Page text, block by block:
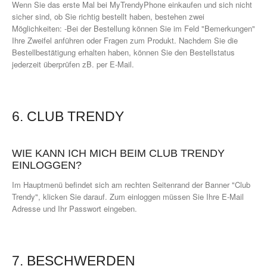
Wenn Sie das erste Mal bei MyTrendyPhone einkaufen und sich nicht
sicher sind, ob Sie richtig bestellt haben, bestehen zwei
Möglichkeiten: -Bei der Bestellung können Sie im Feld "Bemerkungen"
Ihre Zweifel anführen oder Fragen zum Produkt. Nachdem Sie die
Bestellbestätigung erhalten haben, können Sie den Bestellstatus
jederzeit überprüfen zB. per E-Mail.
6. CLUB TRENDY
WIE KANN ICH MICH BEIM CLUB TRENDY
EINLOGGEN?
Im Hauptmenü befindet sich am rechten Seitenrand der Banner "Club
Trendy", klicken Sie darauf. Zum einloggen müssen Sie Ihre E-Mail
Adresse und Ihr Passwort eingeben.
7. BESCHWERDEN